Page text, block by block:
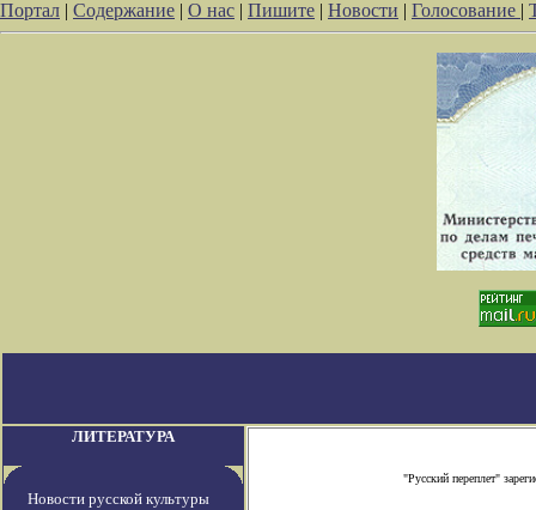
Портал | Содержание | О нас | Пишите | Новости | Голосование |
ЛИТЕРАТУРА
Новости русской культуры
"Русский переплет"